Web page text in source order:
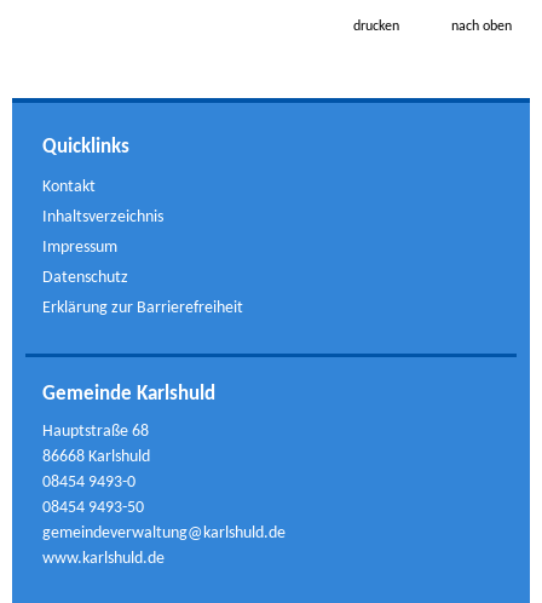
drucken nach oben
Quicklinks
Kontakt
Inhaltsverzeichnis
Impressum
Datenschutz
Erklärung zur Barrierefreiheit
Gemeinde Karlshuld
Hauptstraße 68
86668 Karlshuld
08454 9493-0
08454 9493-50
gemeindeverwaltung@karlshuld.de
www.karlshuld.de